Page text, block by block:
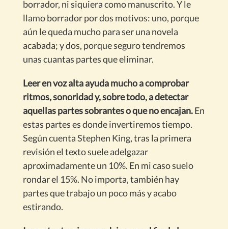
borrador, ni siquiera como manuscrito. Y le
llamo borrador por dos motivos: uno, porque
aún le queda mucho para ser una novela
acabada; y dos, porque seguro tendremos
unas cuantas partes que eliminar.
Leer en voz alta ayuda mucho a comprobar
ritmos, sonoridad y, sobre todo, a detectar
aquellas partes sobrantes o que no encajan.En
estas partes es donde invertiremos tiempo.
Según cuenta Stephen King, tras la primera
revisión el texto suele adelgazar
aproximadamente un 10%. En mi caso suelo
rondar el 15%. No importa, también hay
partes que trabajo un poco más y acabo
estirando.